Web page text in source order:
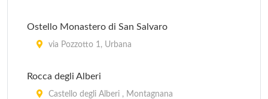
via Galzignana 16, Battaglia Terme
via Antonio Locatelli 45, Padova
Ostello Monastero di San Salvaro
via Pozzotto 1, Urbana
Rocca degli Alberi
Castello degli Alberi , Montagnana